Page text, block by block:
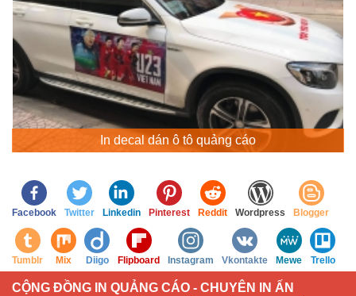
In decal dán ô tô quảng cáo
Facebook Twitter Linkedin Pinterest Reddit Wordpress Blogger
Tumblr Mix Diigo Flipboard Instagram Vkontakte Mewe Trello
CỘNG ĐỒNG IN QUẢNG CÁO - CHUYÊN IN ẤN